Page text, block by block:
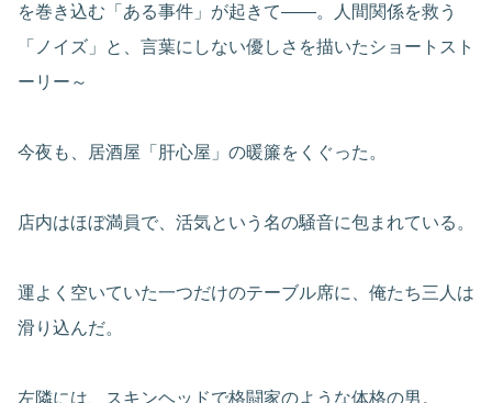
を巻き込む「ある事件」が起きて――。人間関係を救う
「ノイズ」と、言葉にしない優しさを描いたショートスト
ーリー～
今夜も、居酒屋「肝心屋」の暖簾をくぐった。
店内はほぼ満員で、活気という名の騒音に包まれている。
運よく空いていた一つだけのテーブル席に、俺たち三人は
滑り込んだ。
左隣には、スキンヘッドで格闘家のような体格の男。